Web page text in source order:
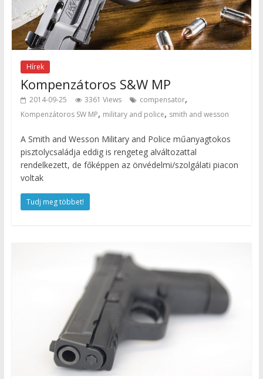
Hírek
Kompenzátoros S&W MP
2014-09-25 3361 Views compensator,
Kompenzátoros SW MP, military and police, smith and wesson
A Smith and Wesson Military and Police műanyagtokos
pisztolycsaládja eddig is rengeteg alváltozattal
rendelkezett, de főképpen az önvédelmi/szolgálati piacon
voltak
Tudj meg többet!